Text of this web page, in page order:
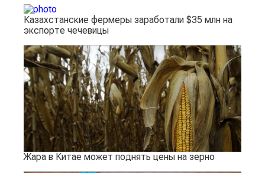
Казахстанские фермеры заработали $35 млн на
экспорте чечевицы
Жара в Китае может поднять цены на зерно